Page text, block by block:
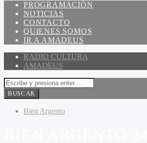
PROGRAMACIÓN
NOTICIAS
CONTACTO
QUIENES SOMOS
IR A AMADEUS
RADIO CULTURA
AMADEUS
Bien Argento